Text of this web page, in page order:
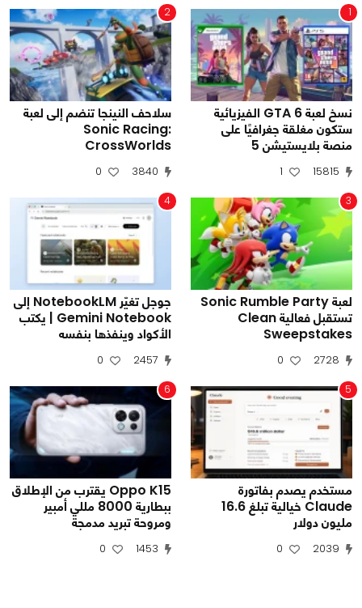
1
نسخ لعبة GTA 6 الفيزيائية
ستكون مغلقة جغرافيًا على
منصة بلايستيشن 5
15815
1
2
سلاحف النينجا تنضم إلى لعبة
Sonic Racing:
CrossWorlds
3840
0
3
لعبة Sonic Rumble Party
تستقبل فعالية Clean
Sweepstakes
2728
0
4
جوجل تغيّر NotebookLM إلى
Gemini Notebook | يكتب
الأكواد وينفذها بنفسه
2457
0
5
مستخدم يصدم بفاتورة
Claude خيالية تبلغ 16.6
مليون دولار
2039
0
6
Oppo K15 يقترب من الإطلاق
ببطارية 8000 مللي أمبير
ومروحة تبريد مدمجة
1453
0